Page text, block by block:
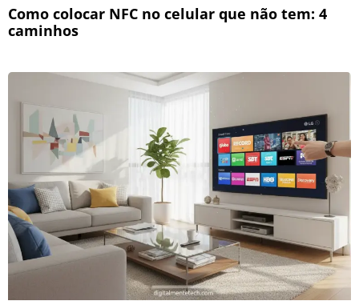
Como colocar NFC no celular que não tem: 4
caminhos